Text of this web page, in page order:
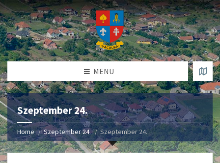
MENU
Szeptember 24.
Home Szeptember 24. Szeptember 24.